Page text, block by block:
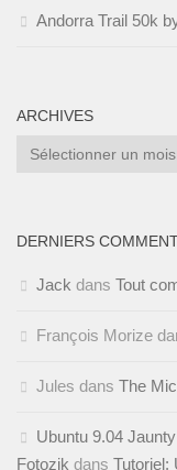
Andorra Trail 50k
ARCHIVES
Archives
DERNIERS
Jack dans Tout
François Morize
Jules dans The
Ubuntu 9.04
Fotozik dans Tutoriel: